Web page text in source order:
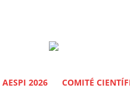
AESPI 2026 COMITÉ